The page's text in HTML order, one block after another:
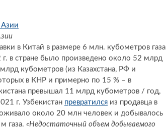
в Китай в размере 6 млн. кубометров газа
г. в стране было произведено около 52 млрд
кубометров (из Казахстана, РФ и
в КНР и примерно по 15 % – в
превышал 11 млрд кубометров / год,
г. Узбекистан превратился из продавца в
около 20 млн человек и добывалось
газа. «Недостаточный объем добываемого